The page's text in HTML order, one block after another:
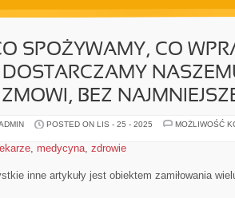
SPOŻYWAMY, CO
DOSTARCZAMY
BEZ
POSTED ON LIS - 25 - 2025
MOŻLIWOŚĆ
lekarze, medycyna, zdrowie
inne artykuły jest obiektem zamiłowania